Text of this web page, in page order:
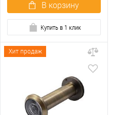
В корзину
Купить в 1 клик
Хит продаж